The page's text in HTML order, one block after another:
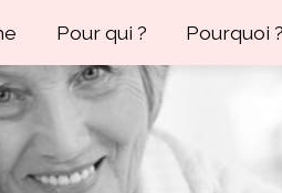
Pour qui ? Pourquoi ?